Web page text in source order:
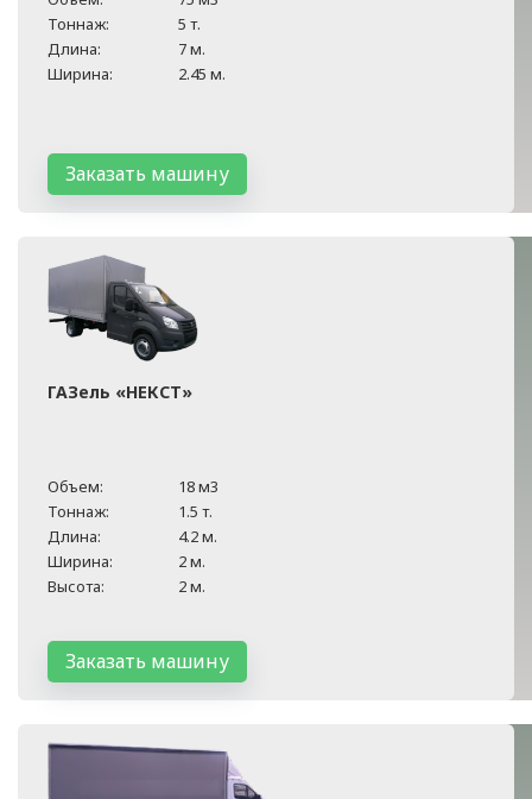
Тоннаж:
5 т.
Длина:
7 м.
Ширина:
2.45 м.
Заказать машину
ГАЗель «НЕКСТ»
Объем:
18 м3
Тоннаж:
1.5 т.
Длина:
4.2 м.
Ширина:
2 м.
Высота:
2 м.
Заказать машину